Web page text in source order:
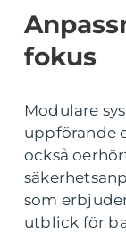
fokus
Modulare
uppförande
också
som
utblick för